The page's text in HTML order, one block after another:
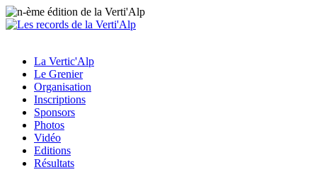
La Vertic'Alp
Le Grenier
Organisation
Inscriptions
Sponsors
Photos
Vidéo
Editions
Résultats